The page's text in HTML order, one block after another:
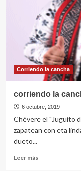
Corriendo la cancha
corriendo la
6 octubre, 2019
Chévere el "Juguito
zapatean con eta
dueto...
Leer másLeer